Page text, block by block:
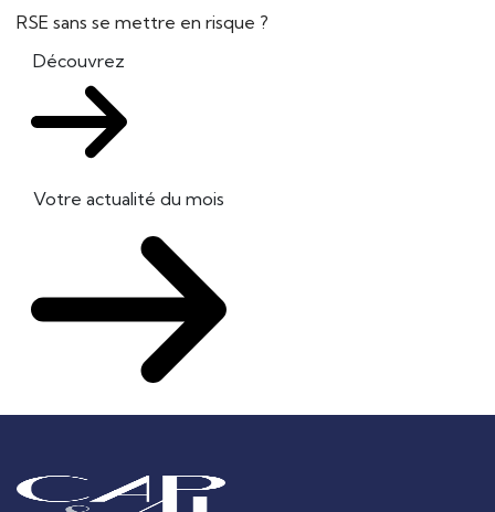
RSE sans se mettre en risque ?
Découvrez
Votre actualité du mois